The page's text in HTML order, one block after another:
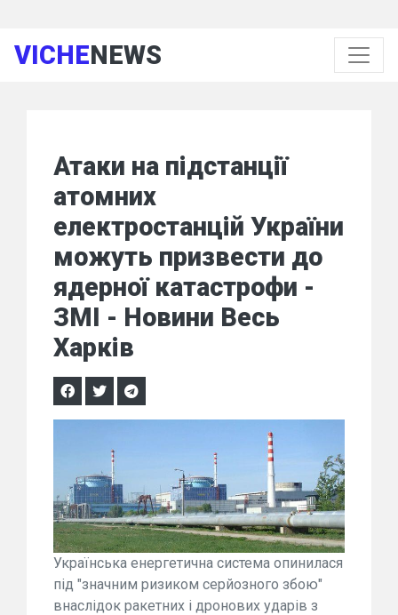
VICHENEWS
Атаки на підстанції
атомних
електростанцій України
можуть призвести до
ядерної катастрофи -
ЗМІ - Новини Весь
Харків
Українська енергетична система опинилася
під "значним ризиком серйозного збою"
внаслідок ракетних і дронових ударів з